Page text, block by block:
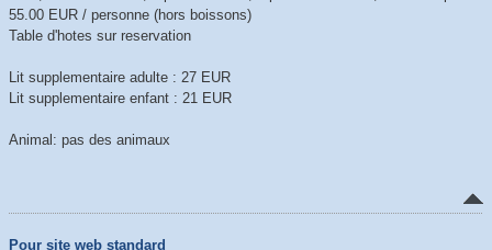
55.00 EUR / personne (hors boissons)
Table d'hotes sur reservation
Lit supplementaire adulte : 27 EUR
Lit supplementaire enfant : 21 EUR
Animal: pas des animaux
Pour site web standard